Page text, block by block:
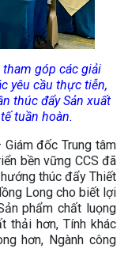
góp các giải
yêu cầu thực tiễn,
thúc đẩy Sản xuất
tuần hoàn.
đốc Trung tâm
bền vững CCS đã
thúc đẩy Thiết
Long cho biết lợi
phẩm chất luọng
thải hơn, Tính khác
hơn, Ngành công